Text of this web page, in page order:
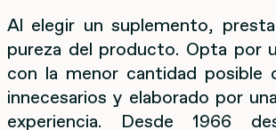
Al elegir un suplemento,
pureza del producto. Opta por
con la menor cantidad posible
innecesarios y elaborado por
experiencia. Desde 1966